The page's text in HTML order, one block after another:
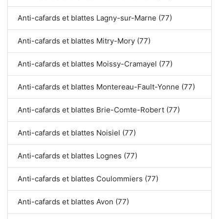
Anti-cafards et blattes Lagny-sur-Marne (77)
Anti-cafards et blattes Mitry-Mory (77)
Anti-cafards et blattes Moissy-Cramayel (77)
Anti-cafards et blattes Montereau-Fault-Yonne (77)
Anti-cafards et blattes Brie-Comte-Robert (77)
Anti-cafards et blattes Noisiel (77)
Anti-cafards et blattes Lognes (77)
Anti-cafards et blattes Coulommiers (77)
Anti-cafards et blattes Avon (77)